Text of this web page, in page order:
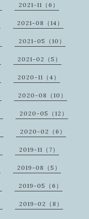
2021-11（6）
2021-08（14）
2021-05（10）
2021-02（5）
2020-11（4）
2020-08（10）
2020-05（12）
2020-02（6）
2019-11（7）
2019-08（5）
2019-05（6）
2019-02（8）